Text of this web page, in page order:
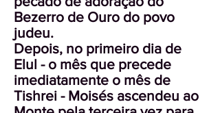
Bezerro de Ouro do povo
judeu.
Depois, no primeiro dia de
Elul - o mês que precede
imediatamente o mês de
Tishrei - Moisés ascendeu ao